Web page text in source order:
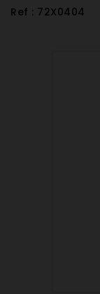
Ref : 72X0404